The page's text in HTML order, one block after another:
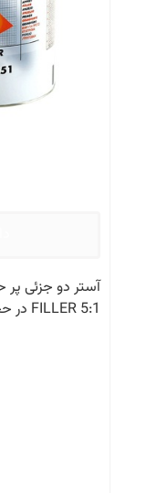
FILLER 5:1 در حجم 1 لیتر